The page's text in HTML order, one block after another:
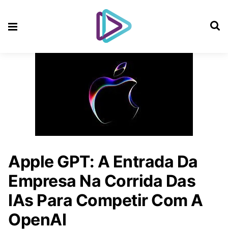
Apple GPT: A Entrada Da
Empresa Na Corrida Das
IAs Para Competir Com A
OpenAI